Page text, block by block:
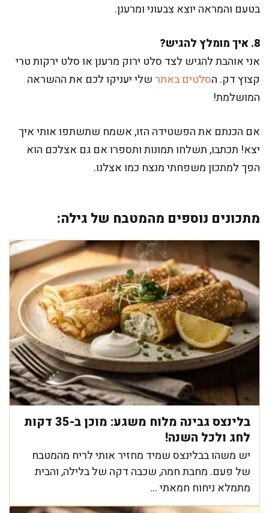
בטעם והמראה יוצא צבעוני ומרענן.
8. איך מומלץ להגיש?
אני אוהבת להגיש לצד סלט ירוק מרענן או סלט ירקות טרי
קצוץ דק. הסלטים באתרשלי יעניקו לכם את ההשראה
המושלמת!
אם הכנתם את הפשטידה הזו, אשמח שתשתפו אותי איך
יצא! תכתבו, תשלחו תמונות ותספרו אם גם אצלכם הוא
הפך למתכון משפחתי מנצח כמו אצלנו.
מתכונים נוספים מהמטבח של גילה:
בלינצס גבינה מלוח משגע: מוכן ב-35 דקות
לחג ולכל השנה!
יש משהו בבלינצס שמיד מחזיר אותי לריח מהמטבח
של פעם. מחבת חמה, שכבה דקה של בלילה, והבית
מתמלא ניחוח חמאתי ...